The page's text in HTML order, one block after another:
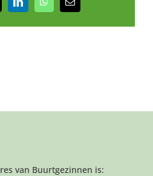
LinkedInWhatsApp
E-
van Buurtgezinnen is: